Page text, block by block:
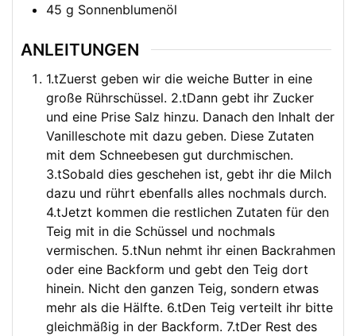
45 g Sonnenblumenöl
ANLEITUNGEN
1.tZuerst geben wir die weiche Butter in eine
große Rührschüssel. 2.tDann gebt ihr Zucker
und eine Prise Salz hinzu. Danach den Inhalt der
Vanilleschote mit dazu geben. Diese Zutaten
mit dem Schneebesen gut durchmischen.
3.tSobald dies geschehen ist, gebt ihr die Milch
dazu und rührt ebenfalls alles nochmals durch.
4.tJetzt kommen die restlichen Zutaten für den
Teig mit in die Schüssel und nochmals
vermischen. 5.tNun nehmt ihr einen Backrahmen
oder eine Backform und gebt den Teig dort
hinein. Nicht den ganzen Teig, sondern etwas
mehr als die Hälfte. 6.tDen Teig verteilt ihr bitte
gleichmäßig in der Backform. 7.tDer Rest des